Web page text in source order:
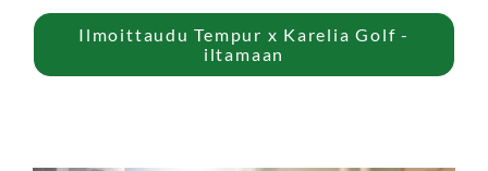
Ilmoittaudu Tempur x Karelia Golf -
iltamaan